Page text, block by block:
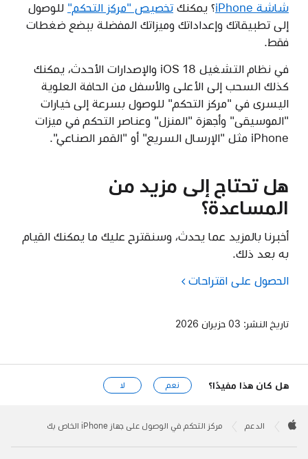
شاشة iPhone
؟ يمكنك تخصيص "مركز التحكم" للوصول
إلى تطبيقاتك وإعداداتك وميزاتك المفضلة ببضع ضغطات
فقط.
في نظام التشغيل iOS 18 والإصدارات الأحدث، يمكنك
كذلك السحب إلى الأعلى والأسفل من الحافة العلوية
اليسرى في "مركز التحكم" للوصول بسرعة إلى خيارات
"الموسيقى" وأجهزة "المنزل" وعناصر التحكم في ميزات
iPhone مثل "الإرسال السريع" أو "القمر الصناعي".
هل تحتاج إلى مزيد من
المساعدة؟
أخبرنا بالمزيد عما يحدث، وسنقترح عليك ما يمكنك القيام
به بعد ذلك.
الحصول على اقتراحات
تاريخ النشر: 03 حزيران 2026
هل كان هذا مفيدًا؟ نعم لا
Footer

الدعم مركز التحكم في الوصول على جهاز iPhone الخاص بك